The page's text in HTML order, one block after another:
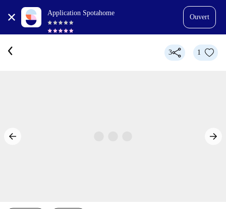
Application Spotahome
Ouvert
3 1